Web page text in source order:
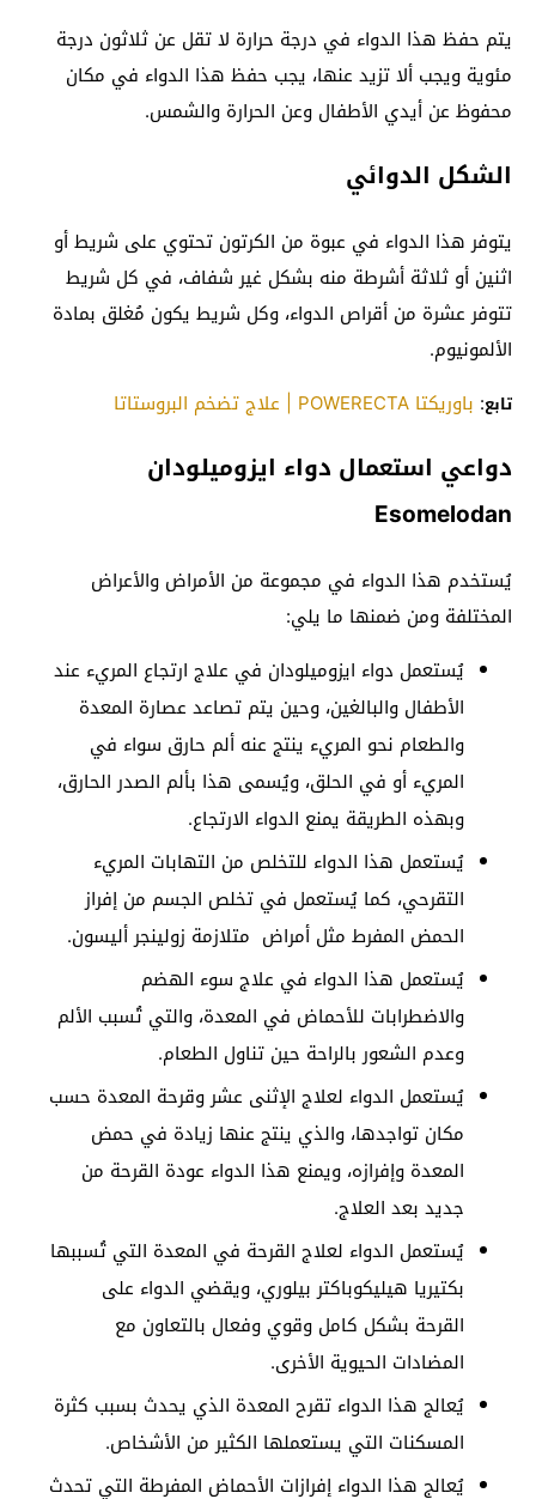
يتم حفظ هذا الدواء في درجة حرارة لا تقل عن ثلاثون درجة
مئوية ويجب ألا تزيد عنها، يجب حفظ هذا الدواء في مكان
محفوظ عن أيدي الأطفال وعن الحرارة والشمس.
الشكل الدوائي
يتوفر هذا الدواء في عبوة من الكرتون تحتوي على شريط أو
اثنين أو ثلاثة أشرطة منه بشكل غير شفاف، في كل شريط
تتوفر عشرة من أقراص الدواء، وكل شريط يكون مُغلق بمادة
الألمونيوم.
تابع: باوريكتا POWERECTA | علاج تضخم البروستاتا
دواعي استعمال دواء ايزوميلودان
Esomelodan
يُستخدم هذا الدواء في مجموعة من الأمراض والأعراض
المختلفة ومن ضمنها ما يلي:
يُستعمل دواء ايزوميلودان في علاج ارتجاع المريء عند
الأطفال والبالغين، وحين يتم تصاعد عصارة المعدة
والطعام نحو المريء ينتج عنه ألم حارق سواء في
المريء أو في الحلق، ويُسمى هذا بألم الصدر الحارق،
وبهذه الطريقة يمنع الدواء الارتجاع.
يُستعمل هذا الدواء للتخلص من التهابات المريء
التقرحي، كما يُستعمل في تخلص الجسم من إفراز
الحمض المفرط مثل أمراض متلازمة زولينجر أليسون.
يُستعمل هذا الدواء في علاج سوء الهضم
والاضطرابات للأحماض في المعدة، والتي تُسبب الألم
وعدم الشعور بالراحة حين تناول الطعام.
يُستعمل الدواء لعلاج الإثنى عشر وقرحة المعدة حسب
مكان تواجدها، والذي ينتج عنها زيادة في حمض
المعدة وإفرازه، ويمنع هذا الدواء عودة القرحة من
جديد بعد العلاج.
يُستعمل الدواء لعلاج القرحة في المعدة التي تُسببها
بكتيريا هيليكوباكتر بيلوري، ويقضي الدواء على
القرحة بشكل كامل وقوي وفعال بالتعاون مع
المضادات الحيوية الأخرى.
يُعالج هذا الدواء تقرح المعدة الذي يحدث بسبب كثرة
المسكنات التي يستعملها الكثير من الأشخاص.
يُعالج هذا الدواء إفرازات الأحماض المفرطة التي تحدث